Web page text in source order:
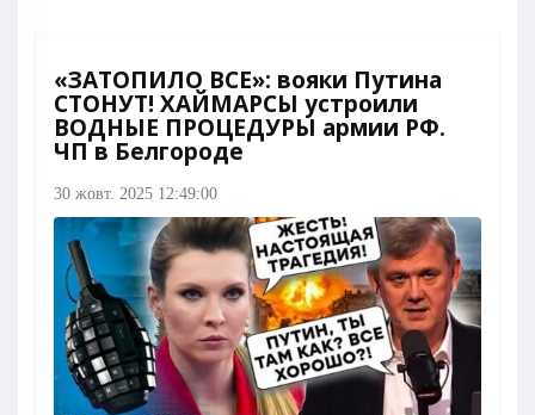
«ЗАТОПИЛО ВСЕ»: вояки Путина
СТОНУТ! ХАЙМАРСЫ устроили
ВОДНЫЕ ПРОЦЕДУРЫ армии РФ.
ЧП в Белгороде
30 жовт. 2025 12:49:00